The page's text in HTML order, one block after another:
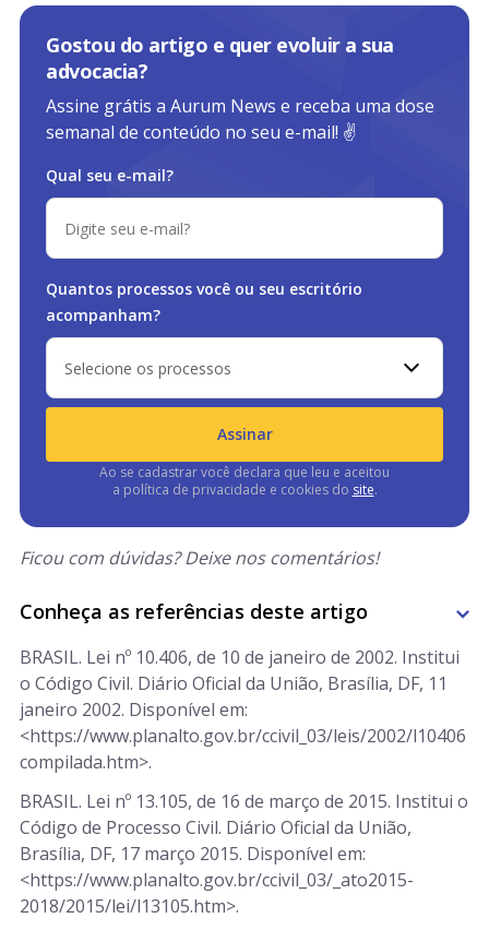
Gostou do artigo e quer evoluir a sua
advocacia?
Assine grátis a Aurum News e receba uma dose
semanal de conteúdo no seu e-mail! ✌️
Qual seu e-mail?
Quantos processos você ou seu escritório
acompanham?
Selecione os processos
Assinar
Ao se cadastrar você declara que leu e aceitou
a política de privacidade e cookies do site.
Ficou com dúvidas? Deixe nos comentários!
Conheça as referências deste artigo
BRASIL. Lei nº 10.406, de 10 de janeiro de 2002. Institui
o Código Civil. Diário Oficial da União, Brasília, DF, 11
janeiro 2002. Disponível em:
<https://www.planalto.gov.br/ccivil_03/leis/2002/l10406
compilada.htm>.
BRASIL. Lei nº 13.105, de 16 de março de 2015. Institui o
Código de Processo Civil. Diário Oficial da União,
Brasília, DF, 17 março 2015. Disponível em:
<https://www.planalto.gov.br/ccivil_03/_ato2015-
2018/2015/lei/l13105.htm>.